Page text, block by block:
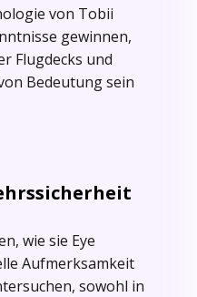
von Tobii
gewinnen,
Flugdecks und
Bedeutung sein
wie sie Eye
Aufmerksamkeit
sowohl in